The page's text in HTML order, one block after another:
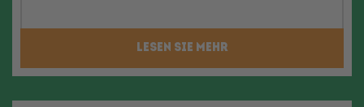
LESEN SIE MEHR